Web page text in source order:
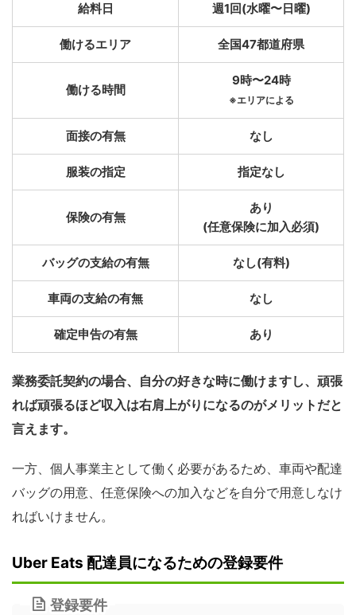
給料日 週1回(水曜〜日曜)
働けるエリア 全国47都道府県
働ける時間
9時〜24時
※エリアによる
面接の有無 なし
服装の指定 指定なし
保険の有無
あり
(任意保険に加入必須)
バッグの支給の有無 なし(有料)
車両の支給の有無 なし
確定申告の有無 あり
業務委託契約の場合、自分の好きな時に働けますし、頑張
れば頑張るほど収入は右肩上がりになるのがメリットだと
言えます。
一方、個人事業主として働く必要があるため、車両や配達
バッグの用意、任意保険への加入などを自分で用意しなけ
ればいけません。
Uber Eats 配達員になるための登録要件
登録要件